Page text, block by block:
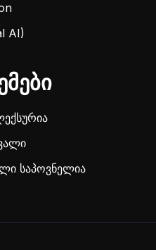
AI)
საპოვნელია